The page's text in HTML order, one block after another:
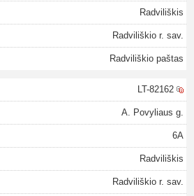
Radviliškis
Radviliškio r. sav.
Radviliškio paštas
LT-82162
A. Povyliaus g.
6A
Radviliškis
Radviliškio r. sav.